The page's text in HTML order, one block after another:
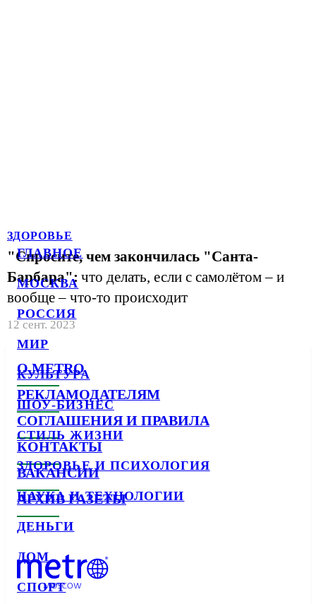
ГЛАВНОЕ
МОСКВА
РОССИЯ
МИР
КУЛЬТУРА
ШОУ-БИЗНЕС
СТИЛЬ ЖИЗНИ
ЗДОРОВЬЕ И ПСИХОЛОГИЯ
НАУКА И ТЕХНОЛОГИИ
ДЕНЬГИ
ДОМ
СПОРТ
ЗДОРОВЬЕ
"Спросите, чем закончилась "Санта-
Барбара": что делать, если с самолётом – и
вообще – что-то происходит
12 сент. 2023
О METRO
РЕКЛАМОДАТЕЛЯМ
СОГЛАШЕНИЯ И ПРАВИЛА
КОНТАКТЫ
ВАКАНСИИ
АРХИВ ГАЗЕТЫ